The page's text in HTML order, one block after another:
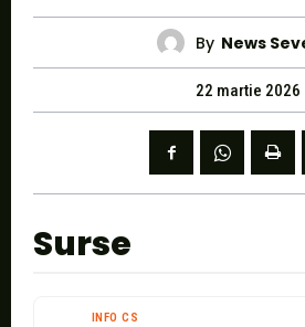
By News
22 martie 2026
Surse
INFO CS